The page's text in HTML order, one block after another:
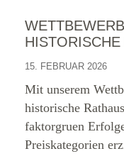
15. FEBRUAR 2026
Mit unserem
historische
faktorgruen
Preiskategorien